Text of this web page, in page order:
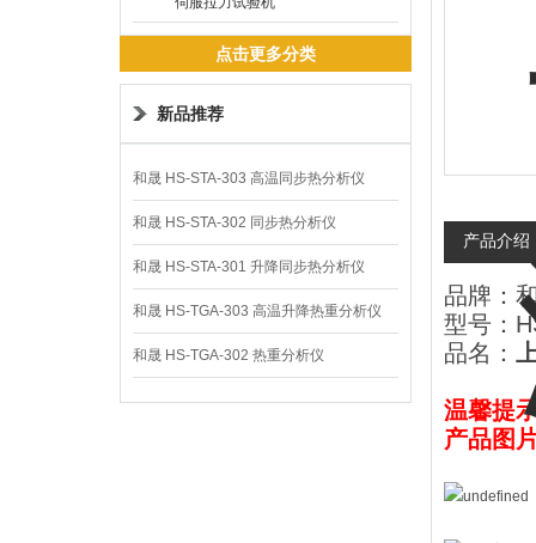
点击更多分类
新品推荐
和晟 HS-STA-303 高温同步热分析仪
和晟 HS-STA-302 同步热分析仪
和晟 HS-STA-301 升降同步热分析仪
和晟 HS-TGA-303 高温升降热重分析仪
和晟 HS-TGA-302 热重分析仪
产品介绍
品牌：
型号：
品名：
温馨提
产品图